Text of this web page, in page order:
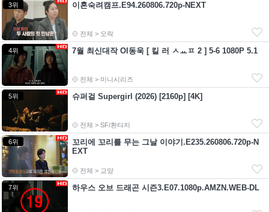
3위 이혼숙려캠프.E94.260806.720p-NEXT
전체 > 오락
4위 7월 최신대작 Ol동욱 [ 킬 러 ㅅㅛㅍ 2 ] 5-6 1080P 5.1
전체 > 미니시리즈
5위 슈퍼걸 Supergirl (2026) [2160p] [4K]
전체 > SF/환타지
6위
꼬리에 꼬리를 무는 그날 이야기.E235.260806.720p-N
EXT
전체 > 교양
7위 하우스 오브 드래곤 시즌3.E07.1080p.AMZN.WEB-DL